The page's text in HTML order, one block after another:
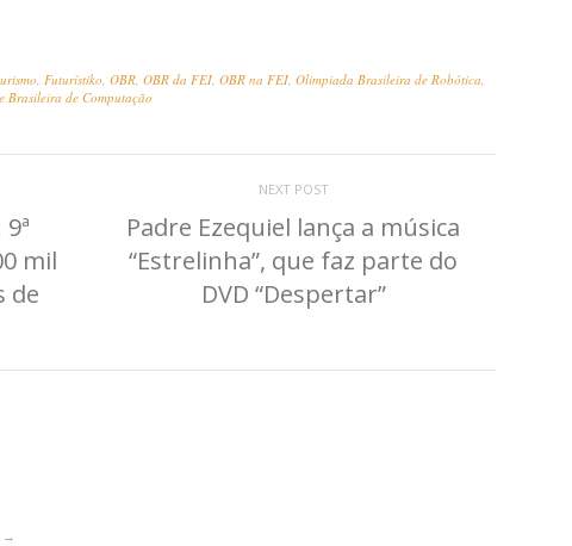
, Futurístiko, OBR, OBR da FEI, OBR na FEI, Olimpiada Brasileira de Robótica,
Brasileira de Computação
mil
de
NEXT POST
Padre Ezequiel lança a música
“Estrelinha”, que faz parte do
DVD “Despertar”
→